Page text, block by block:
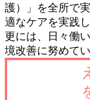
護）」を全所で
適なケアを実践し
更には、日々働
境改善に努めてい